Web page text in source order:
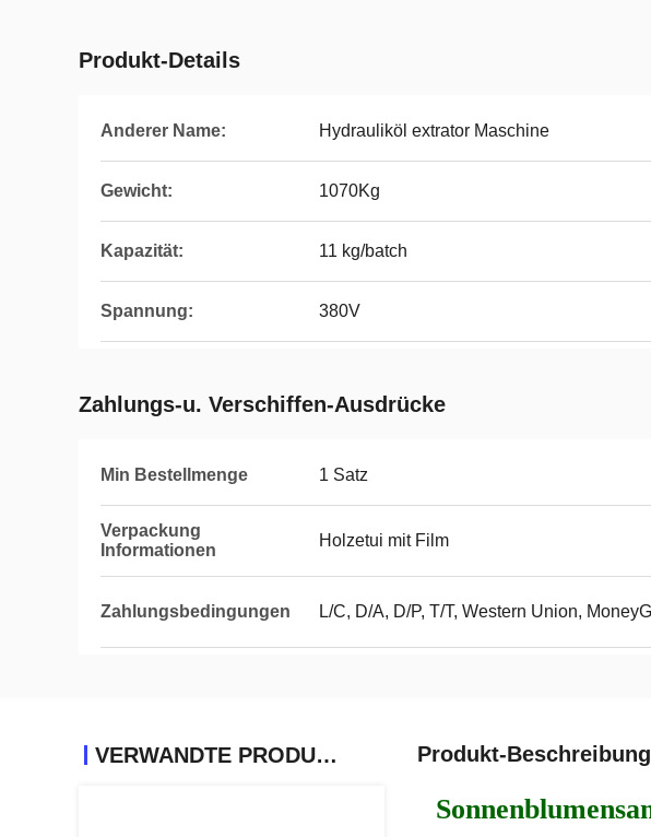
Produkt-Details
Anderer Name: Hydrauliköl extrator Maschine
Gewicht: 1070Kg
Kapazität: 11 kg/batch
Spannung: 380V
Zahlungs-u. Verschiffen-Ausdrücke
Min Bestellmenge 1 Satz
Verpackung
Informationen
Holzetui mit Film
Zahlungsbedingungen L/C, D/A, D/P, T/T, Western Union,
VERWANDTE PRODUKTE Produkt-Beschreibung